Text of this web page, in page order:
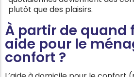
plutôt que des plaisirs.
À partir de quand
aide pour le
confort ?